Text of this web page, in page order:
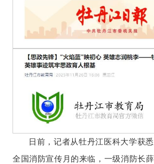
日前，记者从牡丹江医科大学获
全国消防宣传月的来临，一级消防长